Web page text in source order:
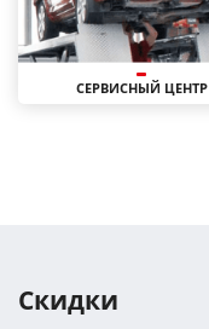
СЕРВИСНЫЙ ЦЕНТР
Скидки